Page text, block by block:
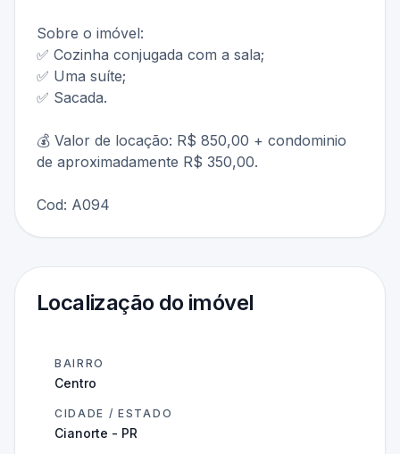
Sobre o imóvel:
✅ Cozinha conjugada com a sala;
✅ Uma suíte;
✅ Sacada.
💰 Valor de locação: R$ 850,00 + condominio
de aproximadamente R$ 350,00.
Cod: A094
Localização do imóvel
BAIRRO
Centro
CIDADE / ESTADO
Cianorte - PR